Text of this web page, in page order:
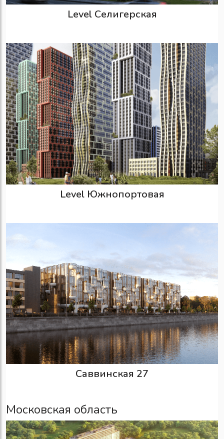
Level Селигерская
Level Южнопортовая
Саввинская 27
Московская область